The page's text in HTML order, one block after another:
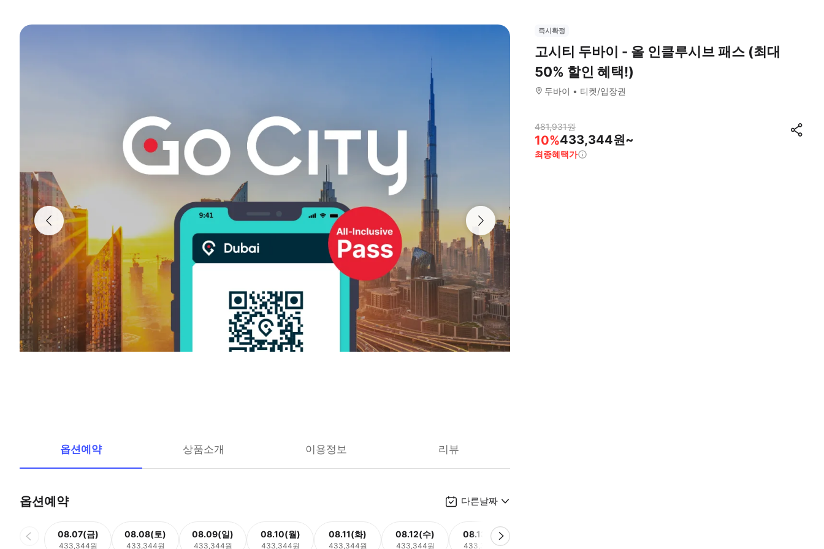
옵션예약 상품소개 이용정보 리뷰
옵션예약 다른날짜
08.07(금)
433,344원
08.08(토)
433,344원
08.09(일)
433,344원
08.10(월)
433,344원
08.11(화)
433,344원
08.12(수)
433,344원
08.13(목)
433,344원
즉시확정
고시티 두바이 - 올 인클루시브 패스 (최대
50% 할인 혜택!)
두바이 티켓/입장권
481,931원
10%433,344원~
최종혜택가